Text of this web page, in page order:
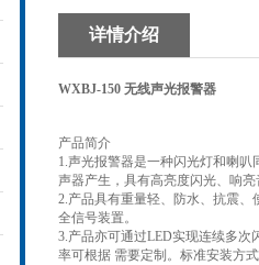
详情介绍
WXBJ-150 无线声光报警器
产品简介
1.声光报警器是一种闪光灯和喇
声器产生，具有高亮度闪光、响
2.产品具有重量轻、防水、抗震
全信号装置。
3.产品亦可通过LED实现连续多次
率可根据 需要定制。标准安装方